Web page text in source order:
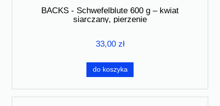
BACKS - Schwefelblute 600 g – kwiat
siarczany, pierzenie
33,00 zł
do koszyka